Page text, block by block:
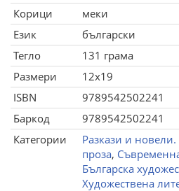
Корици
меки
Език
български
Тегло
131 грама
Размери
12x19
ISBN
9789542502241
Баркод
9789542502241
Категории
Разкази и новели.
проза,
Българска
Художествена